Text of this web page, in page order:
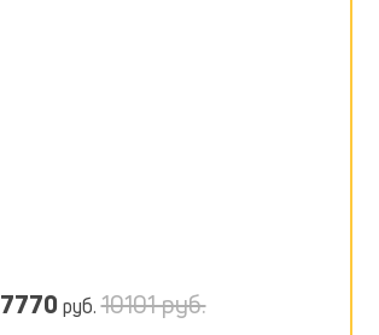
7770 руб.10101 руб.